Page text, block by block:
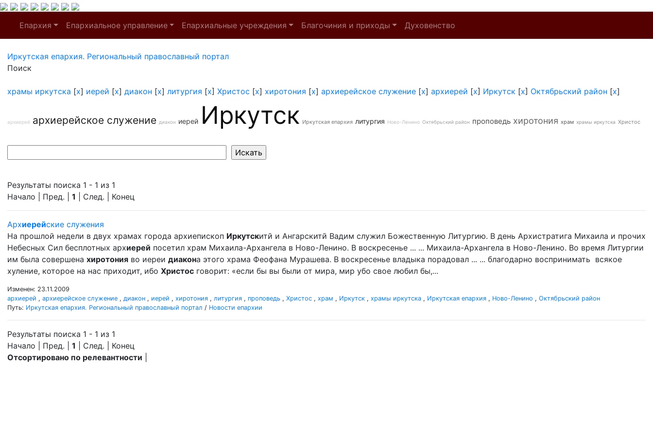
Епархия Епархиальное управление Епархиальные учреждения Благочиния и приходы Духовенство
Иркутская епархия. Региональный православный портал
Поиск
храмы иркутска [x] иерей [x] диакон [x] литургия [x] Христос [x] хиротония [x] архиерейское служение [x] архиерей [x] Иркутск [x] Октябрьский район [x]
архиерей архиерейское служение диакон иерей Иркутск Иркутская епархия литургия Ново-Ленино Октябрьский район проповедь хиротония храм храмы иркутска Христос
Результаты поиска 1 - 1 из 1
Начало | Пред. | 1 | След. | Конец
Архиерейские служения
На прошлой недели в двух храмах города архиепископ Иркутскитй и Ангарскитй Вадим служил Божественную Литургию. В день Архистратига Михаила и прочих
Небесных Сил бесплотных архиерей посетил храм Михаила-Архангела в Ново-Ленино. В воскресенье ... ... Михаила-Архангела в Ново-Ленино. Во время Литургии
им была совершена хиротония во иереи диакона этого храма Феофана Мурашева. В воскресенье владыка порадовал ... ... благодарно воспринимать всякое
хуление, которое на нас приходит, ибо Христос говорит: «если бы вы были от мира, мир убо свое любил бы,...
Изменен: 23.11.2009
архиерей , архиерейское служение , диакон , иерей , хиротония , литургия , проповедь , Христос , храм , Иркутск , храмы иркутска , Иркутская епархия , Ново-Ленино , Октябрьский район
Путь: Иркутская епархия. Региональный православный портал / Новости епархии
Результаты поиска 1 - 1 из 1
Начало | Пред. | 1 | След. | Конец
Отсортировано по релевантности